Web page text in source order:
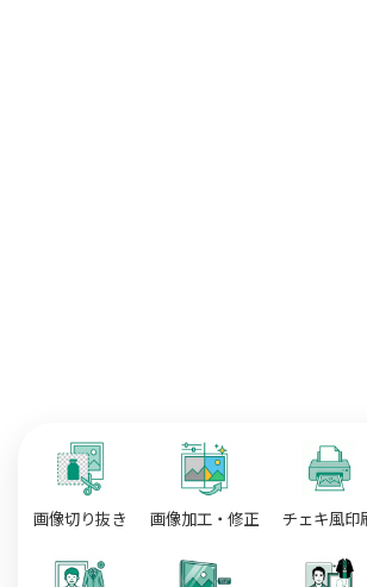
画像切り抜き 画像加工・修正 チェキ風印